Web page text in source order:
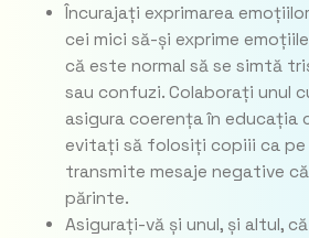
Încurajați exprimarea
cei mici să-și exprime
că este normal să se simtă
sau confuzi. Colaborați unul
asigura coerența în educația
evitați să folosiți copiii ca pe
transmite mesaje negative
părinte.
Asigurați-vă și unul, și altul,